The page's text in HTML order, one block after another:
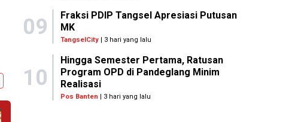
09
Fraksi PDIP Tangsel Apresiasi Putusan
MK
TangselCity| 3 hari yang lalu
10
Hingga Semester Pertama, Ratusan
Program OPD di Pandeglang Minim
Realisasi
Pos Banten | 3 hari yang lalu